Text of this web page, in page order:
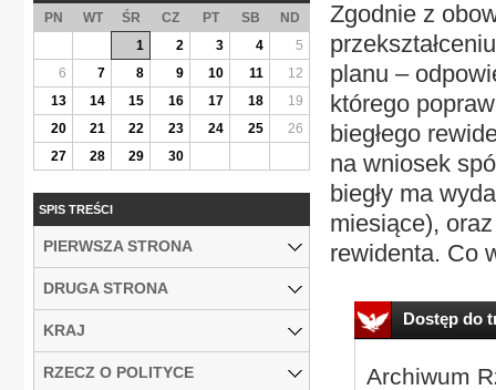
Zgodnie z
planu –
którego
biegłego
na wniosek
biegły ma
miesiące),
rewidenta. Co
Dostęp do
Archiwum
PN WT ŚR CZ PT SB
ND
1
2 3 4
5
6
7 8 9 10 11
12
13
14 15 16 17 18
19
20
21 22 23 24 25
26
27
28 29 30
SPIS TREŚCI
PIERWSZA STRONA
DRUGA STRONA
KRAJ
RZECZ O POLITYCE